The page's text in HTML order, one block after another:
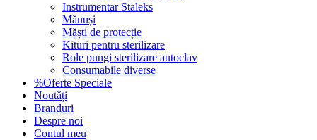
Instrumentar Staleks
Mănuși
Măști de protecție
Kituri pentru sterilizare
Role pungi sterilizare autoclav
Consumabile diverse
%Oferte Speciale
Noutăți
Branduri
Despre noi
Contul meu